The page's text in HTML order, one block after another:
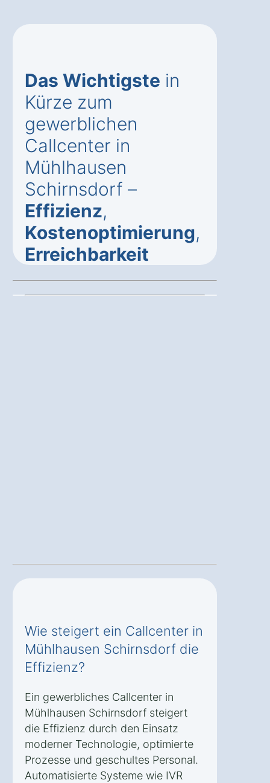
Das Wichtigste in
Kürze zum
gewerblichen
Callcenter in
Mühlhausen
Schirnsdorf –
Effizienz,
Kostenoptimierung,
Erreichbarkeit
Wie steigert ein Callcenter in
Mühlhausen Schirnsdorf die
Effizienz?
Ein gewerbliches Callcenter in
Mühlhausen Schirnsdorf steigert
die Effizienz durch den Einsatz
moderner Technologie, optimierte
Prozesse und geschultes Personal.
Automatisierte Systeme wie IVR